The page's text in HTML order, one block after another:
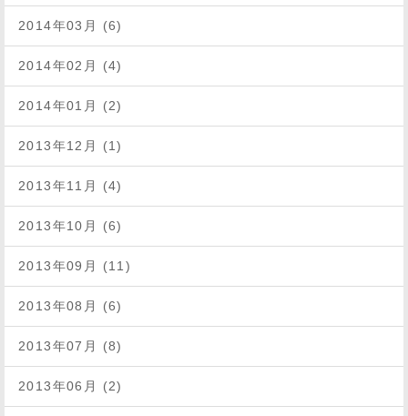
2014年03月 (6)
2014年02月 (4)
2014年01月 (2)
2013年12月 (1)
2013年11月 (4)
2013年10月 (6)
2013年09月 (11)
2013年08月 (6)
2013年07月 (8)
2013年06月 (2)